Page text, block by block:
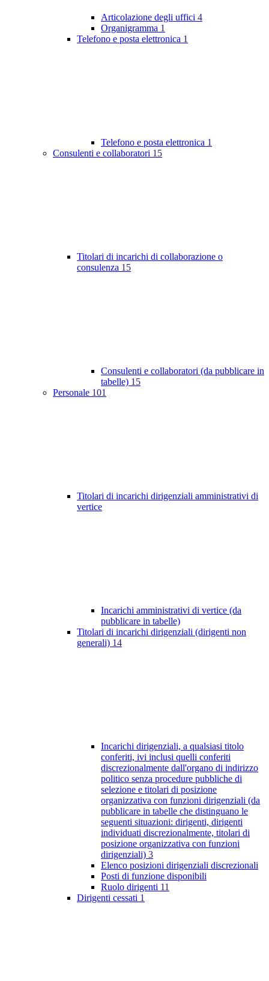
Articolazione degli uffici 4
Organigramma 1
Telefono e posta elettronica 1
Telefono e posta elettronica 1
Consulenti e collaboratori 15
Titolari di incarichi di collaborazione o
consulenza 15
Consulenti e collaboratori (da pubblicare in
tabelle) 15
Personale 101
Titolari di incarichi dirigenziali amministrativi di
vertice
Incarichi amministrativi di vertice (da
pubblicare in tabelle)
Titolari di incarichi dirigenziali (dirigenti non
generali) 14
Incarichi dirigenziali, a qualsiasi titolo
conferiti, ivi inclusi quelli conferiti
discrezionalmente dall'organo di indirizzo
politico senza procedure pubbliche di
selezione e titolari di posizione
organizzativa con funzioni dirigenziali (da
pubblicare in tabelle che distinguano le
seguenti situazioni: dirigenti, dirigenti
individuati discrezionalmente, titolari di
posizione organizzativa con funzioni
dirigenziali) 3
Elenco posizioni dirigenziali discrezionali
Posti di funzione disponibili
Ruolo dirigenti 11
Dirigenti cessati 1